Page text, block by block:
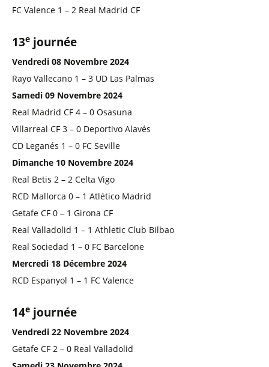
FC Valence 1 – 2 Real Madrid CF
13e journée
Vendredi 08 Novembre 2024
Rayo Vallecano 1 – 3 UD Las Palmas
Samedi 09 Novembre 2024
Real Madrid CF 4 – 0 Osasuna
Villarreal CF 3 – 0 Deportivo Alavés
CD Leganés 1 – 0 FC Seville
Dimanche 10 Novembre 2024
Real Betis 2 – 2 Celta Vigo
RCD Mallorca 0 – 1 Atlético Madrid
Getafe CF 0 – 1 Girona CF
Real Valladolid 1 – 1 Athletic Club Bilbao
Real Sociedad 1 – 0 FC Barcelone
Mercredi 18 Décembre 2024
RCD Espanyol 1 – 1 FC Valence
14e journée
Vendredi 22 Novembre 2024
Getafe CF 2 – 0 Real Valladolid